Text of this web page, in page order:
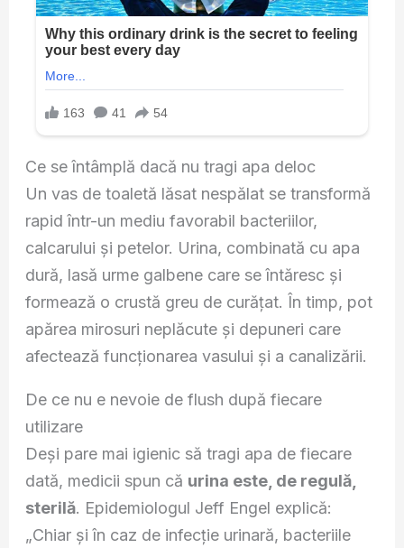
Ce se întâmplă dacă nu tragi apa deloc
Un vas de toaletă lăsat nespălat se transformă
rapid într-un mediu favorabil bacteriilor,
calcarului și petelor. Urina, combinată cu apa
dură, lasă urme galbene care se întăresc și
formează o crustă greu de curățat. În timp, pot
apărea mirosuri neplăcute și depuneri care
afectează funcționarea vasului și a canalizării.
De ce nu e nevoie de flush după fiecare
utilizare
Deși pare mai igienic să tragi apa de fiecare
dată, medicii spun că urina este, de regulă,
sterilă. Epidemiologul Jeff Engel explică:
„Chiar și în caz de infecție urinară, bacteriile